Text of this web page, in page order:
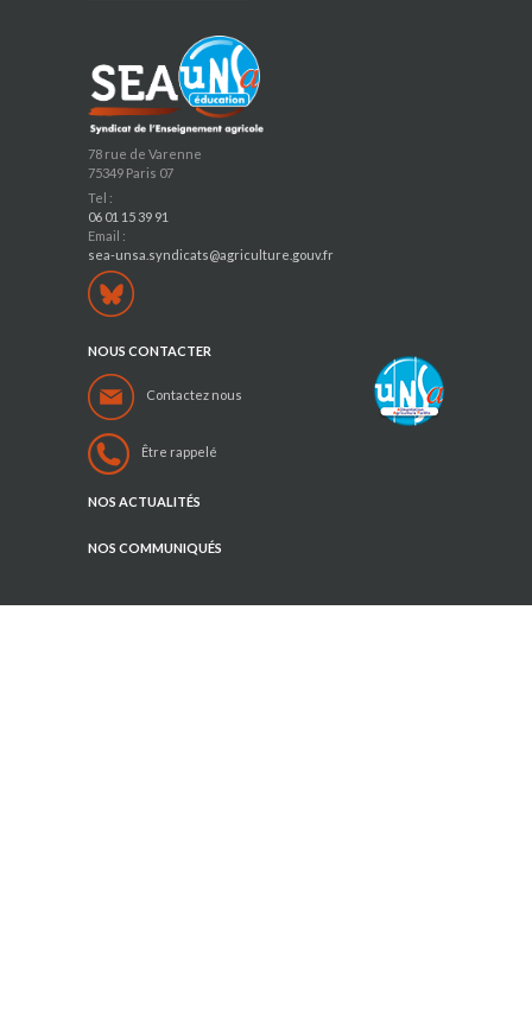
78 rue de Varenne
75349 Paris 07
Tel :
06 01 15 39 91
Email :
sea-unsa.syndicats@agriculture.gouv.fr
NOUS CONTACTER
Contactez nous
Être rappelé
NOS ACTUALITÉS
NOS COMMUNIQUÉS